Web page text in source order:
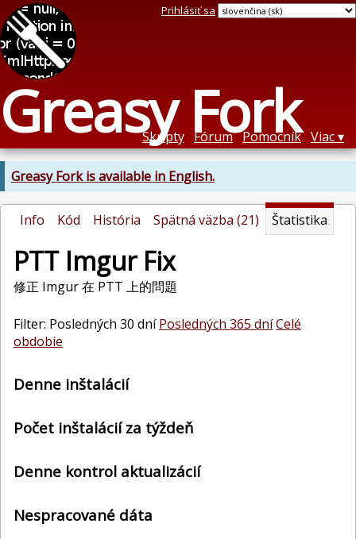
Greasy Fork
Prihlásiť sa
Skripty Fórum Pomocník Viac
Greasy Fork is available in English.
Info Kód História Spätná väzba (21) Štatistika
PTT Imgur Fix
修正 Imgur 在 PTT 上的問題
Filter: Posledných 30 dníPosledných 365 dníCelé
obdobie
Denne inštalácií
Počet inštalácií za týždeň
Denne kontrol aktualizácií
Nespracované dáta